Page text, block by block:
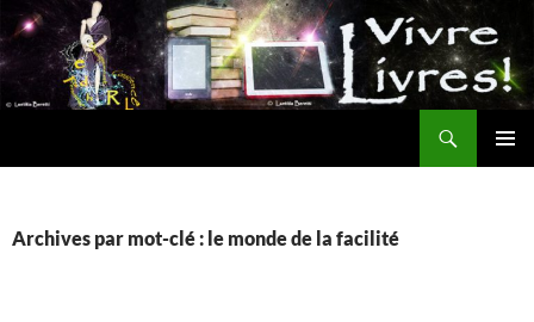
Aller
au
contenu
Archives par mot-clé : le monde de la facilité